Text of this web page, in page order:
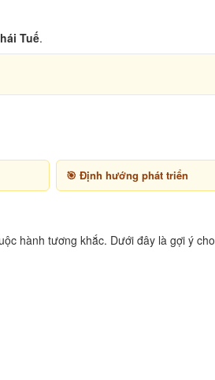
Tuế.
Định hướng phát triển
hành tương khắc. Dưới đây là gợi ý cho